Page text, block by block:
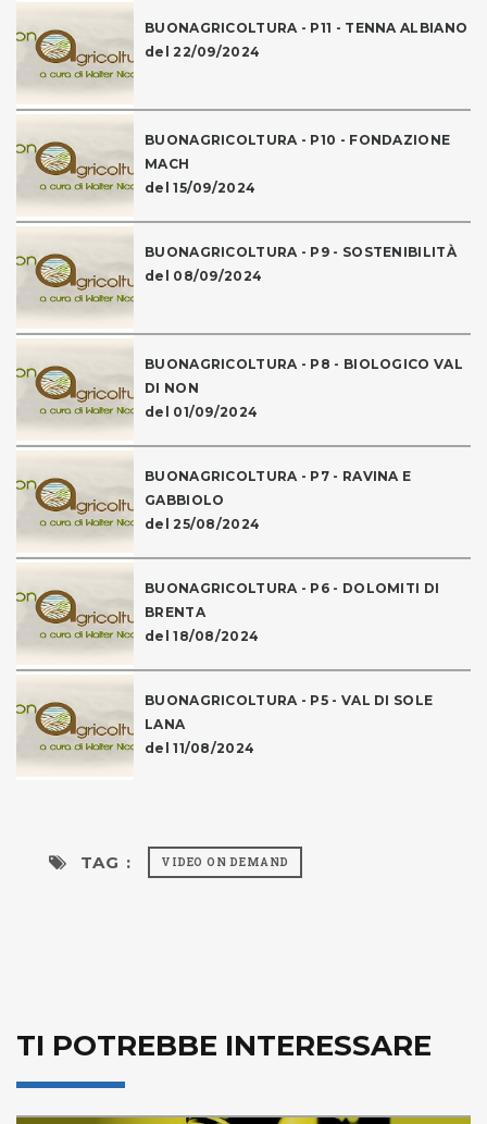
BUONAGRICOLTURA - P11 - TENNA ALBIANO
del 22/09/2024
BUONAGRICOLTURA - P10 - FONDAZIONE
MACH
del 15/09/2024
BUONAGRICOLTURA - P9 - SOSTENIBILITÀ
del 08/09/2024
BUONAGRICOLTURA - P8 - BIOLOGICO VAL
DI NON
del 01/09/2024
BUONAGRICOLTURA - P7 - RAVINA E
GABBIOLO
del 25/08/2024
BUONAGRICOLTURA - P6 - DOLOMITI DI
BRENTA
del 18/08/2024
BUONAGRICOLTURA - P5 - VAL DI SOLE
LANA
del 11/08/2024
TAG : VIDEO ON DEMAND
TI POTREBBE INTERESSARE